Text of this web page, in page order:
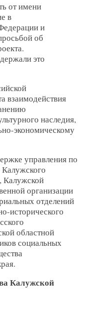
от имени
в
и
об
это
взаимодействия
наследия,
экономическому
управления по
Калужской
организации
отделений
исторического
областной
социальных
Калужской